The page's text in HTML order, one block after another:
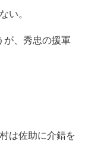
い。
が、秀忠の援軍
は佐助に介錯を